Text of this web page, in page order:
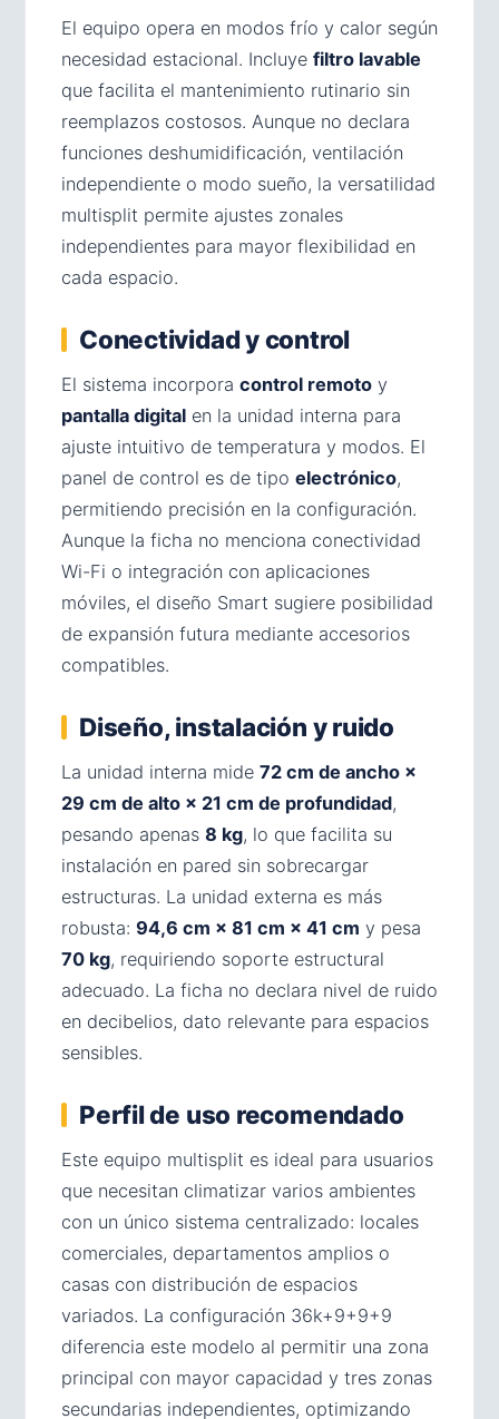
El equipo opera en modos frío y calor según
necesidad estacional. Incluye filtro lavable
que facilita el mantenimiento rutinario sin
reemplazos costosos. Aunque no declara
funciones deshumidificación, ventilación
independiente o modo sueño, la versatilidad
multisplit permite ajustes zonales
independientes para mayor flexibilidad en
cada espacio.
Conectividad y control
El sistema incorpora control remoto y
pantalla digital en la unidad interna para
ajuste intuitivo de temperatura y modos. El
panel de control es de tipo electrónico,
permitiendo precisión en la configuración.
Aunque la ficha no menciona conectividad
Wi-Fi o integración con aplicaciones
móviles, el diseño Smart sugiere posibilidad
de expansión futura mediante accesorios
compatibles.
Diseño, instalación y ruido
La unidad interna mide 72 cm de ancho ×
29 cm de alto × 21 cm de profundidad,
pesando apenas 8 kg, lo que facilita su
instalación en pared sin sobrecargar
estructuras. La unidad externa es más
robusta: 94,6 cm × 81 cm × 41 cm y pesa
70 kg, requiriendo soporte estructural
adecuado. La ficha no declara nivel de ruido
en decibelios, dato relevante para espacios
sensibles.
Perfil de uso recomendado
Este equipo multisplit es ideal para usuarios
que necesitan climatizar varios ambientes
con un único sistema centralizado: locales
comerciales, departamentos amplios o
casas con distribución de espacios
variados. La configuración 36k+9+9+9
diferencia este modelo al permitir una zona
principal con mayor capacidad y tres zonas
secundarias independientes, optimizando